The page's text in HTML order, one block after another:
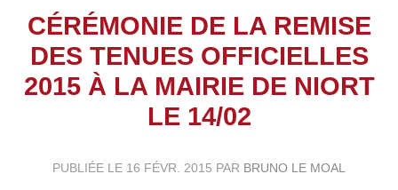
CÉRÉMONIE DE LA REMISE
DES TENUES OFFICIELLES
2015 À LA MAIRIE DE NIORT
LE 14/02
PUBLIÉE LE 16 FÉVR. 2015 PAR BRUNO LE MOAL